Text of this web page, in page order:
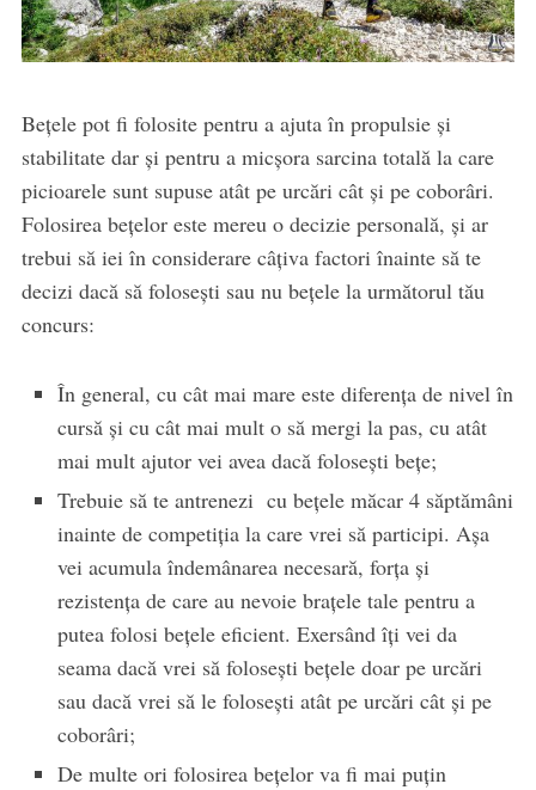
Bețele pot fi folosite pentru a ajuta în propulsie și
stabilitate dar și pentru a micșora sarcina totală la care
picioarele sunt supuse atât pe urcări cât și pe coborâri.
Folosirea bețelor este mereu o decizie personală, și ar
trebui să iei în considerare câțiva factori înainte să te
decizi dacă să folosești sau nu bețele la următorul tău
concurs:
În general, cu cât mai mare este diferența de nivel în
cursă și cu cât mai mult o să mergi la pas, cu atât
mai mult ajutor vei avea dacă folosești bețe;
Trebuie să te antrenezi cu bețele măcar 4 săptămâni
inainte de competiția la care vrei să participi. Așa
vei acumula îndemânarea necesară, forța și
rezistența de care au nevoie brațele tale pentru a
putea folosi bețele eficient. Exersând îți vei da
seama dacă vrei să folosești bețele doar pe urcări
sau dacă vrei să le folosești atât pe urcări cât și pe
coborâri;
De multe ori folosirea bețelor va fi mai puțin